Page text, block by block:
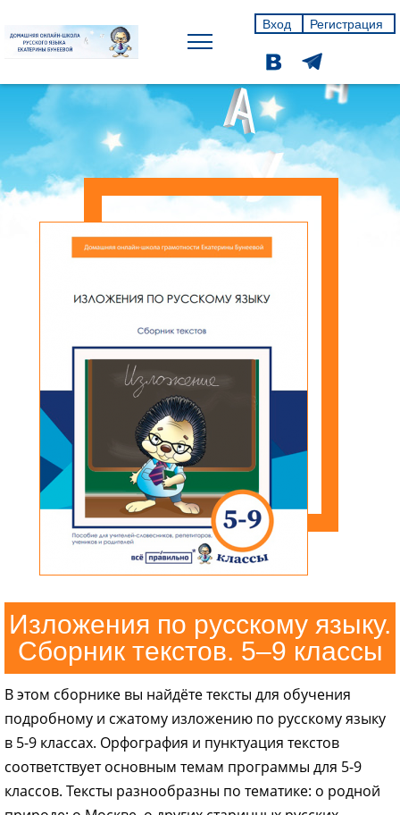
Вход Регистрация
Изложения по русскому языку.
Сборник текстов. 5–9 классы
В этом сборнике вы найдёте тексты для обучения
подробному и сжатому изложению по русскому языку
в 5-9 классах. Орфография и пунктуация текстов
соответствует основным темам программы для 5-9
классов. Тексты разнообразны по тематике: о родной